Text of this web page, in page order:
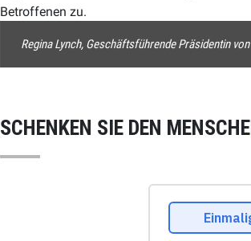
Betroffenen zu.
Regina Lynch, Geschäftsführende Präsidentin
SCHENKEN SIE DEN